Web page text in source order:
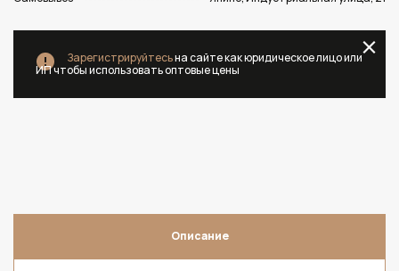
Зарегистрируйтесьна сайте как юридическое лицо или
ИП чтобы использовать оптовые цены
Описание